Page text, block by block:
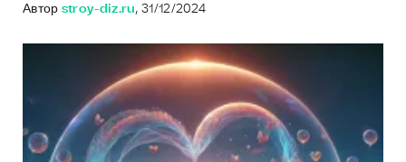
Автор stroy-diz.ru, 31/12/2024